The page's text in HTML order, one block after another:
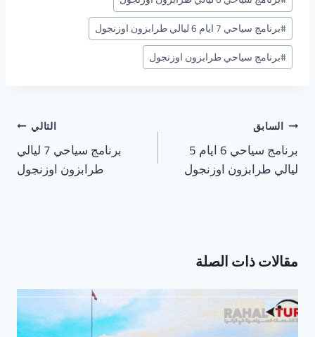
#برنامج سياحي 7 ايام 6 ليالي طرابزون اوزنجول
#برنامج سياحي طرابزون اوزنجول
تصفّح
المقالات
السابق
برنامج سياحي 6 ايام 5
ليالي طرابزون اوزنجول
التالي
برنامج سياحي 7 ليالي
طرابزون اوزنجول
مقالات ذات الصلة